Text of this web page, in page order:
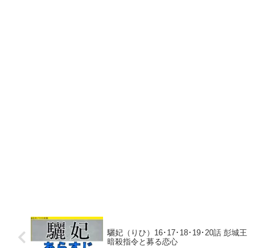
驪妃（りひ）16･17･18･19･20話 彭城王
暗殺指令と募る恋心